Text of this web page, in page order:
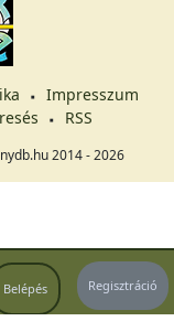
Belépés Regisztráció
Impresszum
RSS
2014 - 2026